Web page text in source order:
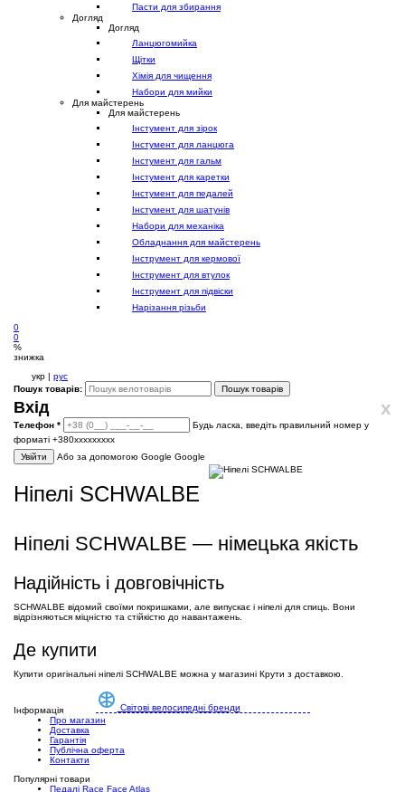
Пасти для збирання
Догляд
Догляд
Ланцюгомийка
Щітки
Хімія для чищення
Набори для мийки
Для майстерень
Для майстерень
Інстумент для зірок
Інстумент для ланцюга
Інстумент для гальм
Інстумент для каретки
Інстумент для педалей
Інстумент для шатунів
Набори для механіка
Обладнання для майстерень
Інструмент для кермової
Інструмент для втулок
Інструмент для підвіски
Нарізання різьби
0
0
%
знижка
укр | рус
Пошук товарів:
Пошук товарів
x
Вхід
Телефон *
Будь ласка, введіть правильний номер у
форматі +380ххххххххх
Увійти
Або за допомогою Google Google
Ніпелі SCHWALBE
Ніпелі SCHWALBE — німецька якість
Надійність і довговічність
SCHWALBE відомий своїми покришками, але випускає і ніпелі для спиць. Вони
відрізняються міцністю та стійкістю до навантажень.
Де купити
Купити оригінальні ніпелі SCHWALBE можна у магазині Крути з доставкою.
Світові велосипедні бренди
Інформація
Про магазин
Доставка
Гарантія
Публічна оферта
Контакти
Популярні товари
Педалі Race Face Atlas